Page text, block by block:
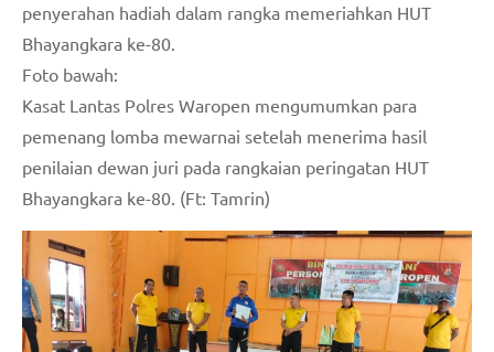
penyerahan hadiah dalam rangka memeriahkan HUT
Bhayangkara ke-80.
Foto bawah:
Kasat Lantas Polres Waropen mengumumkan para
pemenang lomba mewarnai setelah menerima hasil
penilaian dewan juri pada rangkaian peringatan HUT
Bhayangkara ke-80. (Ft: Tamrin)